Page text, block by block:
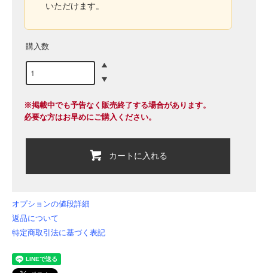
いただけます。
購入数
※掲載中でも予告なく販売終了する場合があります。
必要な方はお早めにご購入ください。
カートに入れる
オプションの値段詳細
返品について
特定商取引法に基づく表記